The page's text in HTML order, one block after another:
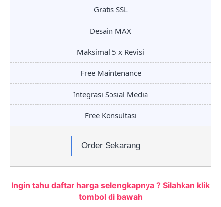
Gratis SSL
Desain MAX
Maksimal 5 x Revisi
Free Maintenance
Integrasi Sosial Media
Free Konsultasi
Order Sekarang
Ingin tahu daftar harga selengkapnya ? Silahkan klik
tombol di bawah